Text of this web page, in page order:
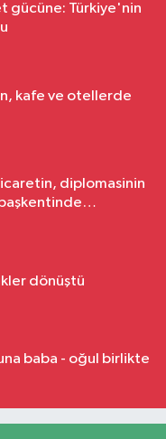
gücüne: Türkiye'nin
kafe ve otellerde
diplomasinin
dönüştü
baba - oğul birlikte